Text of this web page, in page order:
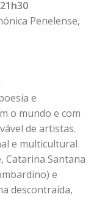
Penelense,
e
o mundo e com
de artistas.
e multicultural
Catarina Santana
e
descontraída,